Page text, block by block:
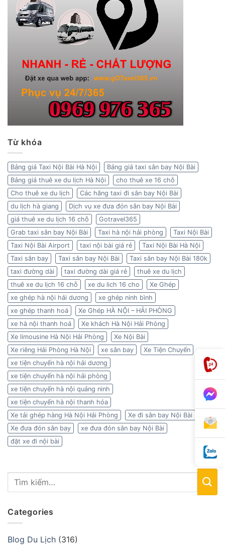
Từ khóa
Bảng giá Taxi Nội Bài Hà Nội
Bảng giá taxi sân bay Nội Bài
Bảng giá thuê xe du lịch Hà Nội
cho thuê xe 16 chỗ
Cho thuê xe du lịch
Các hãng taxi đi sân bay Nội Bài
du lịch hà giang
Dịch vụ xe đưa đón sân bay Nội Bài
giá thuê xe du lịch 16 chỗ
Gotravel365
Grab taxi sân bay Nội Bài
Taxi hà nội hải phòng
Taxi Nội Bài
Taxi Nội Bài Airport
taxi nội bài giá rẻ
Taxi Nội Bài Hà Nội
Taxi sân bay
Taxi sân bay Nội Bài
Taxi sân bay Nội Bài 180k
taxi đường dài
taxi đường dài giá rẻ
thuê xe du lịch
thuê xe du lịch 16 chỗ
xe du lich 16 cho
Xe Ghép
xe ghép hà nội hải dương
xe ghép ninh bình
xe ghép thanh hoá
Xe Ghép HÀ NỘI – HẢI PHÒNG
xe hà nội thanh hoá
Xe khách Hà Nội Hải Phòng
Xe limousine Hà Nội Hải Phòng
Xe Nội Bài
Xe riêng Hải Phòng Hà Nội
xe sân bay
Xe Tiện Chuyến
xe tiện chuyến hà nội hải dương
xe tiện chuyến hà nội hải phòng
xe tiện chuyến hà nội quảng ninh
xe tiện chuyến hà nội thanh hóa
Xe tải ghép hàng Hà Nội Hải Phòng
Xe đi sân bay Nội Bài
Xe đưa đón sân bay
xe đưa đón sân bay Nội Bài
đặt xe đi nội bài
Categories
Blog Du Lịch (316)